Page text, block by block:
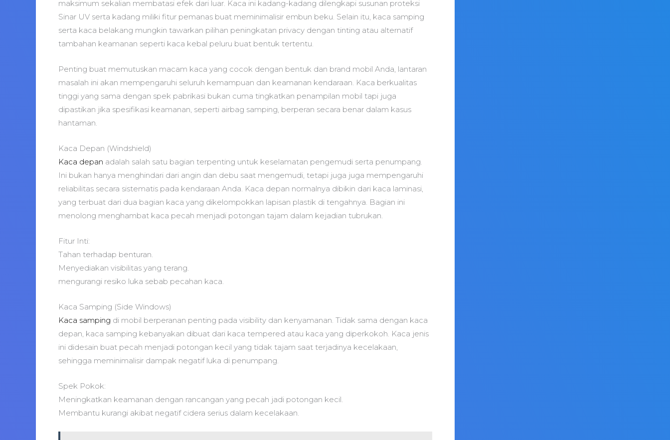
maksimum sekalian membatasi efek dari luar. Kaca ini kadang-kadang dilengkapi susunan proteksi
Sinar UV serta kadang miliki fitur pemanas buat meminimalisir embun beku. Selain itu, kaca samping
serta kaca belakang mungkin tawarkan pilihan peningkatan privacy dengan tinting atau alternatif
tambahan keamanan seperti kaca kebal peluru buat bentuk tertentu.
Penting buat memutuskan macam kaca yang cocok dengan bentuk dan brand mobil Anda, lantaran
masalah ini akan mempengaruhi seluruh kemampuan dan keamanan kendaraan. Kaca berkualitas
tinggi yang sama dengan spek pabrikasi bukan cuma tingkatkan penampilan mobil tapi juga
dipastikan jika spesifikasi keamanan, seperti airbag samping, berperan secara benar dalam kasus
hantaman.
Kaca Depan (Windshield)
Kaca depan adalah salah satu bagian terpenting untuk keselamatan pengemudi serta penumpang.
Ini bukan hanya menghindari dari angin dan debu saat mengemudi, tetapi juga juga mempengaruhi
reliabilitas secara sistematis pada kendaraan Anda. Kaca depan normalnya dibikin dari kaca laminasi,
yang terbuat dari dua bagian kaca yang dikelompokkan lapisan plastik di tengahnya. Bagian ini
menolong menghambat kaca pecah menjadi potongan tajam dalam kejadian tubrukan.
Fitur Inti:
Tahan terhadap benturan.
Menyediakan visibilitas yang terang.
mengurangi resiko luka sebab pecahan kaca.
Kaca Samping (Side Windows)
Kaca samping di mobil berperanan penting pada visibility dan kenyamanan. Tidak sama dengan kaca
depan, kaca samping kebanyakan dibuat dari kaca tempered atau kaca yang diperkokoh. Kaca jenis
ini didesain buat pecah menjadi potongan kecil yang tidak tajam saat terjadinya kecelakaan,
sehingga meminimalisir dampak negatif luka di penumpang.
Spek Pokok:
Meningkatkan keamanan dengan rancangan yang pecah jadi potongan kecil.
Membantu kurangi akibat negatif cidera serius dalam kecelakaan.